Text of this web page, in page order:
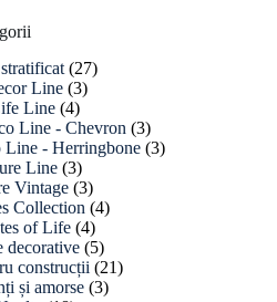
2727
Line 33
Line 44
produse
Line - Chevron 33
produse
Line - Herringbone 33
Line 33
produse
Vintage 33
produse
Collection 44
of Life 44
produse
decorative 55
produse
construcții 2121
și amorse 33